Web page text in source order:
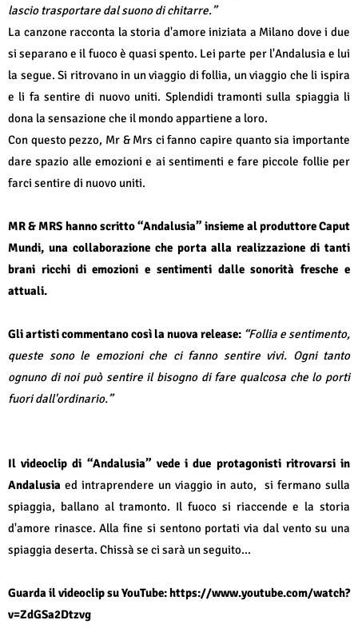
lascio trasportare dal suono di chitarre.”
La canzone racconta la storia d'amore iniziata a Milano dove i due
si separano e il fuoco è quasi spento. Lei parte per l'Andalusia e lui
la segue. Si ritrovano in un viaggio di follia, un viaggio che li ispira
e li fa sentire di nuovo uniti. Splendidi tramonti sulla spiaggia li
dona la sensazione che il mondo appartiene a loro.
Con questo pezzo, Mr & Mrs ci fanno capire quanto sia importante
dare spazio alle emozioni e ai sentimenti e fare piccole follie per
farci sentire di nuovo uniti.
MR & MRS hanno scritto “Andalusia” insieme al produttore Caput
Mundi, una collaborazione che porta alla realizzazione di tanti
brani ricchi di emozioni e sentimenti dalle sonorità fresche e
attuali.
Gli artisti commentano così la nuova release: “Follia e sentimento,
queste sono le emozioni che ci fanno sentire vivi. Ogni tanto
ognuno di noi può sentire il bisogno di fare qualcosa che lo porti
fuori dall'ordinario.”
Il videoclip di “Andalusia” vede i due protagonisti ritrovarsi in
Andalusia ed intraprendere un viaggio in auto,
si fermano sulla
spiaggia, ballano al tramonto. Il fuoco si riaccende e la storia
d'amore rinasce. Alla fine si sentono portati via dal vento su una
spiaggia deserta. Chissà se ci sarà un seguito...
Guarda il videoclip su YouTube:https://www.youtube.com/watch?
v=ZdGSa2Dtzvg